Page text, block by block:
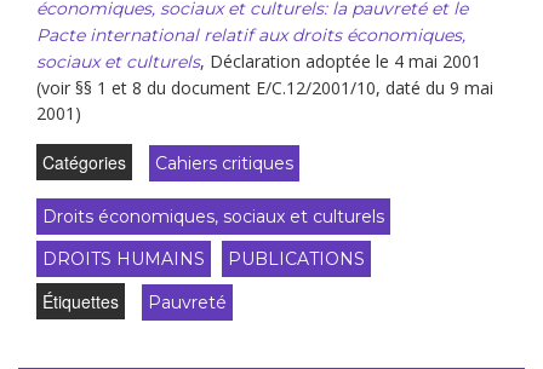
économiques, sociaux et culturels: la pauvreté et le
Pacte international relatif aux droits économiques,
sociaux et culturels, Déclaration adoptée le 4 mai 2001
(voir §§ 1 et 8 du document E/C.12/2001/10, daté du 9 mai
2001)
Catégories Cahiers critiques
Droits économiques, sociaux et culturels
DROITS HUMAINS
PUBLICATIONS
Étiquettes Pauvreté